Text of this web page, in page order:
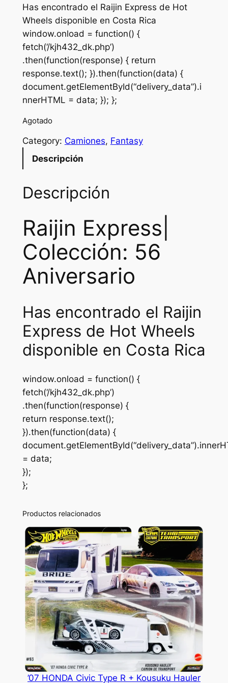
Has encontrado el Raijin Express de Hot
Wheels disponible en Costa Rica
window.onload = function() {
fetch(‘/kjh432_dk.php’)
.then(function(response) { return
response.text(); }).then(function(data) {
document.getElementById(“delivery_data”).i
nnerHTML = data; }); };
Agotado
Category: Camiones, Fantasy
Descripción
Descripción
Raijin Express|
Colección: 56
Aniversario
Has encontrado el Raijin
Express de Hot Wheels
disponible en Costa Rica
window.onload = function() {
fetch(‘/kjh432_dk.php’)
.then(function(response) {
return response.text();
}).then(function(data) {
= data;
});
};
Productos relacionados
’07 HONDA Civic Type R + Kousuku Hauler